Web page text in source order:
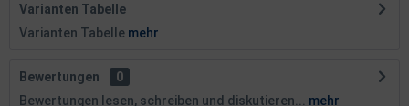
Varianten Tabelle
Varianten Tabelle mehr
Bewertungen
0
Bewertungen lesen, schreiben und diskutieren...
mehr